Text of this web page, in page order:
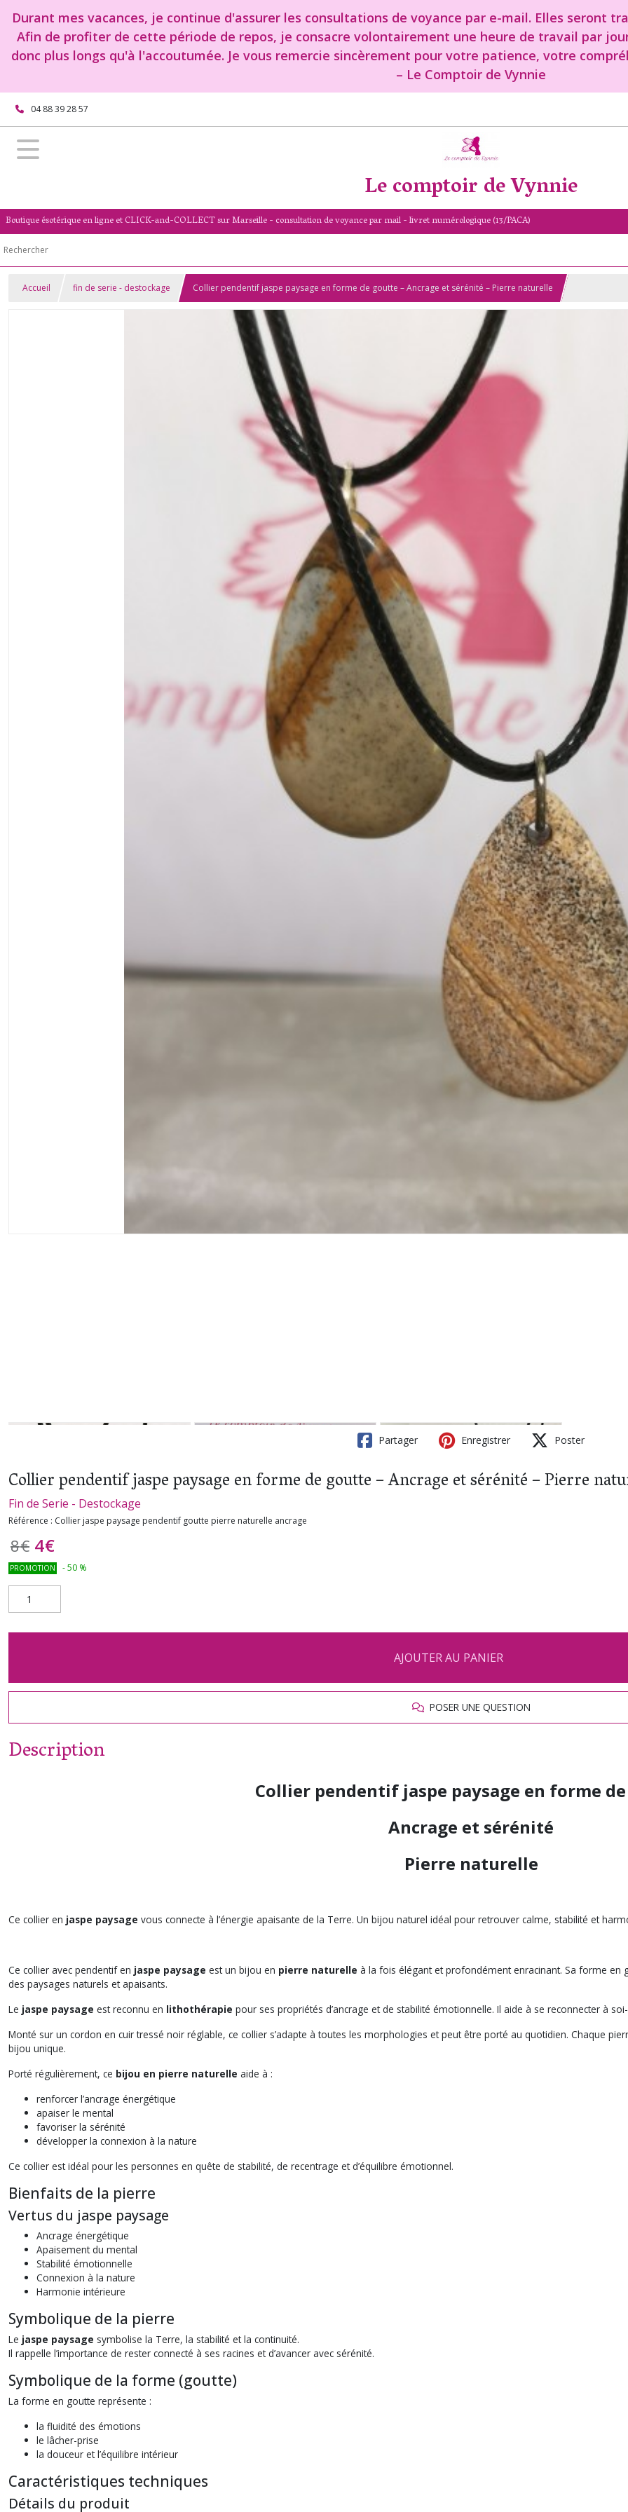
Durant mes vacances, je continue d'assurer les consultations de voyance par e-mail. Elles seront
Afin de profiter de cette période de repos, je consacre volontairement une heure de travail par
donc plus longs qu'à l'accoutumée. Je vous remercie sincèrement pour votre patience, votre
– Le Comptoir de Vynnie
04 88 39 28 57
Le comptoir de Vynnie
Boutique ésotérique en ligne et CLICK-and-COLLECT sur Marseille - consultation de voyance par mail - livret numérologique (13/PACA)
Accueil fin de serie - destockage Collier pendentif jaspe paysage en forme de goutte – Ancrage et sérénité – Pierre naturelle
Partager Enregistrer Poster
Collier pendentif jaspe paysage en forme de goutte – Ancrage et sérénité – Pierre
Fin de Serie - Destockage
Référence : Collier jaspe paysage pendentif goutte pierre naturelle ancrage
8€ 4€
PROMOTION -50 %
AJOUTER AU PANIER
POSER UNE QUESTION
Description
Collier pendentif jaspe paysage en forme
Ancrage et sérénité
Pierre naturelle
Ce collier en jaspe paysage vous connecte à l’énergie apaisante de la Terre. Un bijou naturel idéal pour retrouver calme, stabilité et
Ce collier avec pendentif en jaspe paysage est un bijou en pierre naturelle à la fois élégant et profondément enracinant. Sa forme en
des paysages naturels et apaisants.
Le jaspe paysage est reconnu en lithothérapie pour ses propriétés d’ancrage et de stabilité émotionnelle. Il aide à se reconnecter à
Monté sur un cordon en cuir tressé noir réglable, ce collier s’adapte à toutes les morphologies et peut être porté au quotidien. Chaque
bijou unique.
Porté régulièrement, ce bijou en pierre naturelle aide à :
renforcer l’ancrage énergétique
apaiser le mental
favoriser la sérénité
développer la connexion à la nature
Ce collier est idéal pour les personnes en quête de stabilité, de recentrage et d’équilibre émotionnel.
Bienfaits de la pierre
Vertus du jaspe paysage
Ancrage énergétique
Apaisement du mental
Stabilité émotionnelle
Connexion à la nature
Harmonie intérieure
Symbolique de la pierre
Le jaspe paysage symbolise la Terre, la stabilité et la continuité.
Il rappelle l’importance de rester connecté à ses racines et d’avancer avec sérénité.
Symbolique de la forme (goutte)
La forme en goutte représente :
la fluidité des émotions
le lâcher-prise
la douceur et l’équilibre intérieur
Caractéristiques techniques
Détails du produit